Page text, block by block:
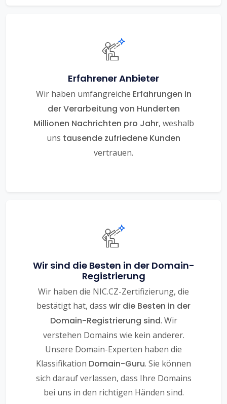
Erfahrener Anbieter
Wir haben umfangreiche Erfahrungen in
der Verarbeitung von Hunderten
Millionen Nachrichten pro Jahr, weshalb
uns tausende zufriedene Kunden
vertrauen.
Wir sind die Besten in der Domain-
Registrierung
Wir haben die NIC.CZ-Zertifizierung, die
bestätigt hat, dass wir die Besten in der
Domain-Registrierung sind. Wir
verstehen Domains wie kein anderer.
Unsere Domain-Experten haben die
Klassifikation Domain-Guru. Sie können
sich darauf verlassen, dass Ihre Domains
bei uns in den richtigen Händen sind.